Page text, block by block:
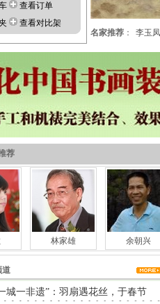
查看订单
查看对比架
名家推荐 ： 李玉凤
荐
林家雄 余朝兴
道
城一非遗”：羽扇遇花丝，于春节